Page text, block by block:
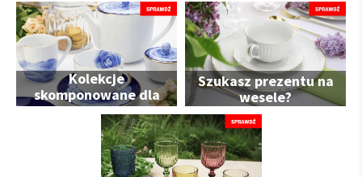
Kolekcje
skomponowane dla
Ciebie
Szukasz prezentu na
wesele?